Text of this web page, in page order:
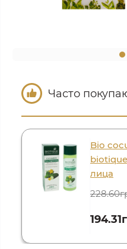
Часто
Bio
лица